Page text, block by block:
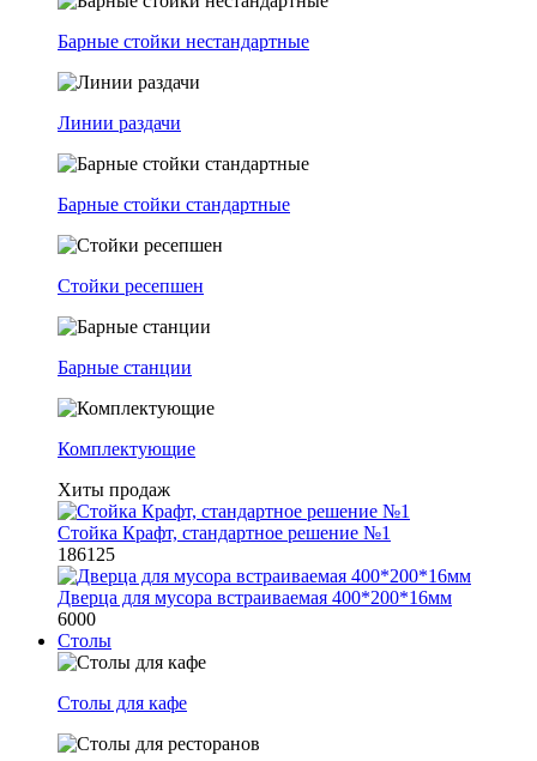
Барные стойки нестандартные
Линии раздачи
Барные стойки стандартные
Стойки ресепшен
Барные станции
Комплектующие
Хиты продаж
Стойка Крафт, стандартное решение №1
186125
Дверца для мусора встраиваемая 400*200*16мм
6000
Столы
Столы для кафе